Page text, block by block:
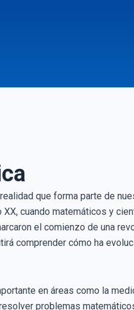
que forma parte de
cuando matemáticos y
el comienzo de una
comprender cómo ha
en áreas como la
problemas